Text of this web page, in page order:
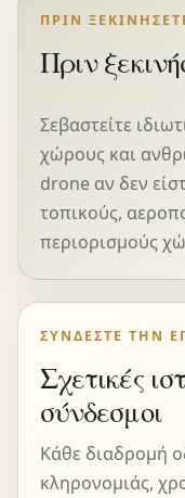
ΠΡΙΝ
Πριν
Σεβαστείτε
χώρους και
drone αν δεν
τοπικούς,
περιορισμούς
ΣΥΝΔΈΣΤΕ ΤΗΝ
Σχετικές
σύνδεσμοι
Κάθε διαδρομή
κληρονομιάς,